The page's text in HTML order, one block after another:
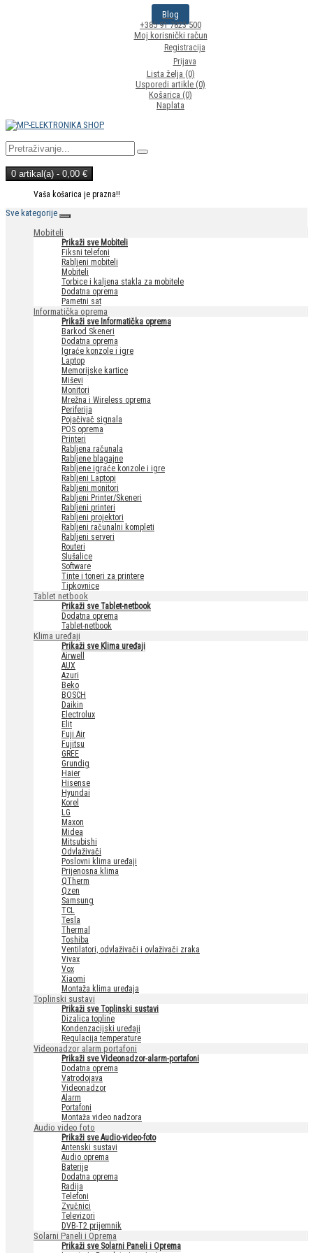
Blog
+385 91 7823 500
Moj korisnički račun
Registracija
Prijava
Lista želja (0)
Usporedi artikle (0)
Košarica (0)
Naplata
0 artikal(a) - 0,00 €
Vaša košarica je prazna!!
Sve kategorije
Mobiteli
Prikaži sve Mobiteli
Fiksni telefoni
Rabljeni mobiteli
Mobiteli
Torbice i kaljena stakla za mobitele
Dodatna oprema
Pametni sat
Informatička oprema
Prikaži sve Informatička oprema
Barkod Skeneri
Dodatna oprema
Igraće konzole i igre
Laptop
Memorijske kartice
Miševi
Monitori
Mrežna i Wireless oprema
Periferija
Pojačivač signala
POS oprema
Printeri
Rabljena računala
Rabljene blagajne
Rabljene igraće konzole i igre
Rabljeni Laptopi
Rabljeni monitori
Rabljeni Printer/Skeneri
Rabljeni printeri
Rabljeni projektori
Rabljeni računalni kompleti
Rabljeni serveri
Routeri
Slušalice
Software
Tinte i toneri za printere
Tipkovnice
Tablet netbook
Prikaži sve Tablet-netbook
Dodatna oprema
Tablet-netbook
Klima uređaji
Prikaži sve Klima uređaji
Airwell
AUX
Azuri
Beko
BOSCH
Daikin
Electrolux
Elit
Fuji Air
Fujitsu
GREE
Grundig
Haier
Hisense
Hyundai
Korel
LG
Maxon
Midea
Mitsubishi
Odvlaživači
Poslovni klima uređaji
Prijenosna klima
QTherm
Qzen
Samsung
TCL
Tesla
Thermal
Toshiba
Ventilatori, odvlaživači i ovlaživači zraka
Vivax
Vox
Xiaomi
Montaža klima uređaja
Toplinski sustavi
Prikaži sve Toplinski sustavi
Dizalica topline
Kondenzacijski uređaji
Regulacija temperature
Videonadzor alarm portafoni
Prikaži sve Videonadzor-alarm-portafoni
Dodatna oprema
Vatrodojava
Videonadzor
Alarm
Portafoni
Montaža video nadzora
Audio video foto
Prikaži sve Audio-video-foto
Antenski sustavi
Audio oprema
Baterije
Dodatna oprema
Radija
Telefoni
Zvučnici
Televizori
DVB-T2 prijemnik
Solarni Paneli i Oprema
Prikaži sve Solarni Paneli i Oprema